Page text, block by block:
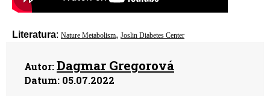
Literatura: Nature Metabolism, Joslin Diabetes Center
Autor:Dagmar Gregorová
Datum: 05.07.2022